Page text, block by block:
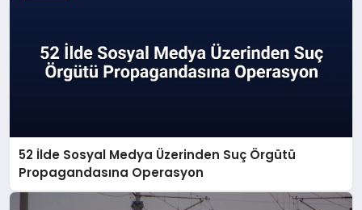
52 İlde Sosyal Medya Üzerinden Suç Örgütü
Propagandasına Operasyon